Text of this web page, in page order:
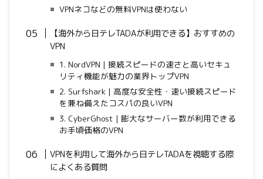
VPNネコなどの無料VPNは使わない
【海外から日テレTADAが利用できる】おすすめの
VPN
1. NordVPN | 接続スピードの速さと高いセキュ
リティ機能が魅力の業界トップVPN
2. Surfshark | 高度な安全性・速い接続スピード
を兼ね備えたコスパの良いVPN
3. CyberGhost | 膨大なサーバー数が利用できる
お手頃価格のVPN
VPNを利用して海外から日テレTADAを視聴する際
によくある質問